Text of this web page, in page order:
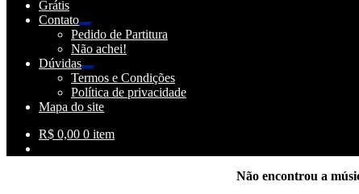
Grátis
Contato
Expandir
menu
descendente
Pedido de Partitura
Não achei!
Dúvidas
Expandir
menu
descendente
Termos e Condições
Política de privacidade
Mapa do site
R$ 0,00 0 item
Não encontrou a